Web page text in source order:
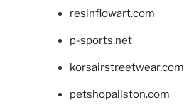
resinflowart.com
p-sports.net
korsairstreetwear.com
petshopallston.com